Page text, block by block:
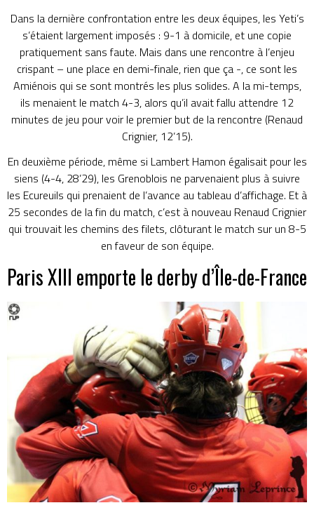
Dans la dernière confrontation entre les deux équipes, les Yeti’s
s’étaient largement imposés : 9-1 à domicile, et une copie
pratiquement sans faute. Mais dans une rencontre à l’enjeu
crispant – une place en demi-finale, rien que ça -, ce sont les
Amiénois qui se sont montrés les plus solides. A la mi-temps,
ils menaient le match 4-3, alors qu’il avait fallu attendre 12
minutes de jeu pour voir le premier but de la rencontre (Renaud
Crignier, 12’15).
En deuxième période, même si Lambert Hamon égalisait pour les
siens (4-4, 28’29), les Grenoblois ne parvenaient plus à suivre
les Ecureuils qui prenaient de l’avance au tableau d’affichage. Et à
25 secondes de la fin du match, c’est à nouveau Renaud Crignier
qui trouvait les chemins des filets, clôturant le match sur un 8-5
en faveur de son équipe.
Paris XIII emporte le derby d’Île-de-France